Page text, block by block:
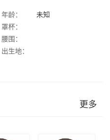
年龄：
未知
罩杯：
腰围：
出生地：
更多